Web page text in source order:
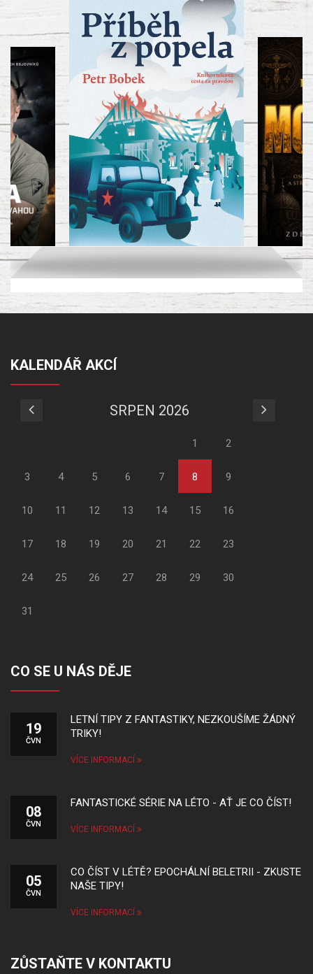
KALENDÁŘ AKCÍ
SRPEN 2026
1 2
3 4 5 6 7 8 9
10 11 12 13 14 15 16
17 18 19 20 21 22 23
24 25 26 27 28 29 30
31
CO SE U NÁS DĚJE
19
ČVN
LETNÍ TIPY Z FANTASTIKY, NEZKOUŠÍME ŽÁDNÝ
TRIKY!
VÍCE INFORMACÍ
08
ČVN
FANTASTICKÉ SÉRIE NA LÉTO - AŤ JE CO ČÍST!
VÍCE INFORMACÍ
05
ČVN
CO ČÍST V LÉTĚ? EPOCHÁLNÍ BELETRII - ZKUSTE
NAŠE TIPY!
VÍCE INFORMACÍ
ZŮSTAŇTE V KONTAKTU